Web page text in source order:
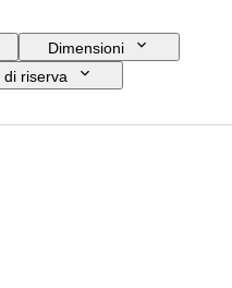
Dimensioni
di riserva